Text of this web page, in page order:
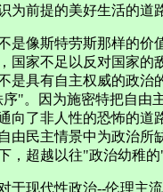
为前提的美好生活的道
像斯特劳斯那样的价
国家不足以反对国家
是具有自主权威的政
"。因为施密特把自由
向了非人性的恐怖的
由民主情景中为政治
，超越以往"政治幼稚
现代性政治--伦理主